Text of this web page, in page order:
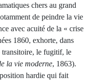
chers au grand
de peindre la vie
avec acuité de la « crise
1860, exhorte, dans
transitoire, le fugitif, le
la vie moderne, 1863).
hardie qui fait